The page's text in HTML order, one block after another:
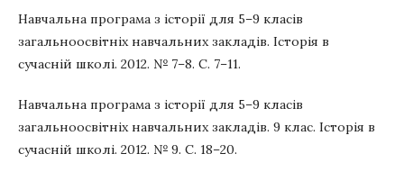
Навчальна програма з історії для 5–9 класів
загальноосвітніх навчальних закладів. Історія в
сучасній школі. 2012. № 7–8. С. 7–11.
Навчальна програма з історії для 5–9 класів
загальноосвітніх навчальних закладів. 9 клас. Історія в
сучасній школі. 2012. № 9. С. 18–20.